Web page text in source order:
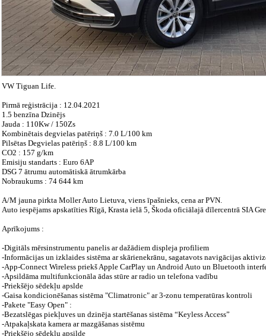
VW Tiguan Life.
Pirmā reģistrācija : 12.04.2021
1.5 benzīna Dzinējs
Jauda : 110Kw / 150Zs
Kombinētais degvielas patēriņš : 7.0 L/100 km
Pilsētas Degvielas patēriņš : 8.8 L/100 km
CO2 : 157 g/km
Emisiju standarts : Euro 6AP
DSG 7 ātrumu automātiskā ātrumkārba
Nobraukums : 74 644 km
A/M jauna pirkta Moller Auto Lietuva, viens īpašnieks, cena ar PVN.
Auto iespējams apskatīties Rīgā, Krasta ielā 5, Škoda oficiālajā dīlercentrā SIA
Aprīkojums :
-Digitāls mērsinstrumentu panelis ar dažādiem displeja profiliem
-Informācijas un izklaides sistēma ar skārienekrānu, sagatavots navigācijas
-App-Connect Wireless priekš Apple CarPlay un Android Auto un Bluetooth
-Apsildāma multifunkcionāla ādas stūre ar radio un telefona vadību
-Priekšējo sēdekļu apslde
-Gaisa kondicionēšanas sistēma "Climatronic" ar 3-zonu temperatūras kontroli
-Pakete "Easy Open" :
-Bezatslēgas piekļuves un dzinēja startēšanas sistēma “Keyless Access”
-Atpakaļskata kamera ar mazgāšanas sistēmu
-Priekšējo sēdekļu apsilde